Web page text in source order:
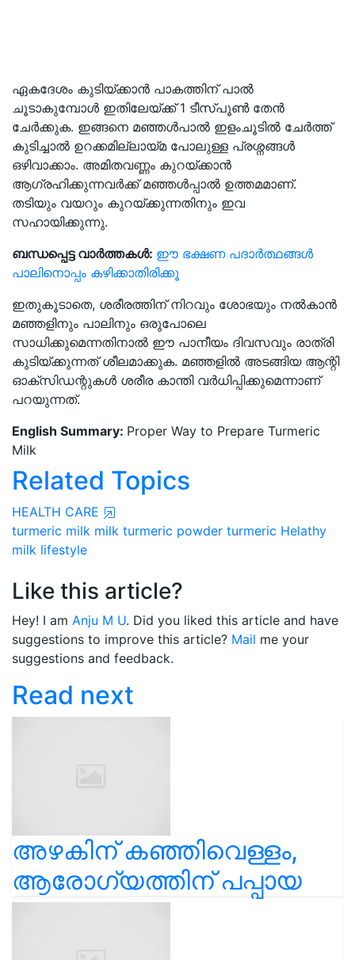
ഏകദേശം കുടിയ്ക്കാന്‍ പാകത്തിന് പാൽ
ചൂടാകുമ്പോൾ ഇതിലേയ്ക്ക് 1 ടീസ്പൂൺ തേൻ
ചേർക്കുക. ഇങ്ങനെ മഞ്ഞൾപാൽ ഇളംചൂടിൽ ചേർത്ത്
കുടിച്ചാൽ ഉറക്കമില്ലായ്മ പോലുള്ള പ്രശ്നങ്ങൾ
ഒഴിവാക്കാം. അമിതവണ്ണം കുറയ്ക്കാൻ
ആഗ്രഹിക്കുന്നവർക്ക് മഞ്ഞള്‍പ്പാല്‍ ഉത്തമമാണ്.
തടിയും വയറും കുറയ്ക്കുന്നതിനും ഇവ
സഹായിക്കുന്നു.
ബന്ധപ്പെട്ട വാർത്തകൾ: ഈ ഭക്ഷണ പദാർത്ഥങ്ങൾ
പാലിനൊപ്പം കഴിക്കാതിരിക്കൂ
ഇതുകൂടാതെ, ശരീരത്തിന് നിറവും ശോഭയും നല്‍കാന്‍
മഞ്ഞളിനും പാലിനും ഒരുപോലെ
സാധിക്കുമെന്നതിനാൽ ഈ പാനീയം ദിവസവും രാത്രി
കുടിയ്ക്കുന്നത് ശീലമാക്കുക. മഞ്ഞളില്‍ അടങ്ങിയ ആന്റി
ഓക്‌സിഡന്റുകള്‍ ശരീര കാന്തി വര്‍ധിപ്പിക്കുമെന്നാണ്
പറയുന്നത്.
English Summary: Proper Way to Prepare Turmeric
Milk
Related Topics
HEALTH CARE
turmeric milk milk turmeric powder turmeric Helathy
milk lifestyle
Like this article?
Hey! I am Anju M U. Did you liked this article and have
suggestions to improve this article? Mail me your
suggestions and feedback.
Read next
അഴകിന് കഞ്ഞിവെള്ളം,
ആരോഗ്യത്തിന് പപ്പായ